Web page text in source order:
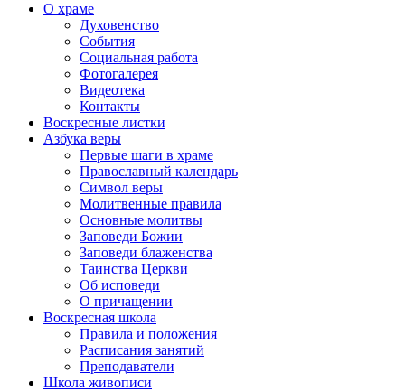
О храме
Духовенство
События
Социальная работа
Фотогалерея
Видеотека
Контакты
Воскресные листки
Азбука веры
Первые шаги в храме
Православный календарь
Символ веры
Молитвенные правила
Основные молитвы
Заповеди Божии
Заповеди блаженства
Таинства Церкви
Об исповеди
О причащении
Воскресная школа
Правила и положения
Расписания занятий
Преподаватели
Школа живописи